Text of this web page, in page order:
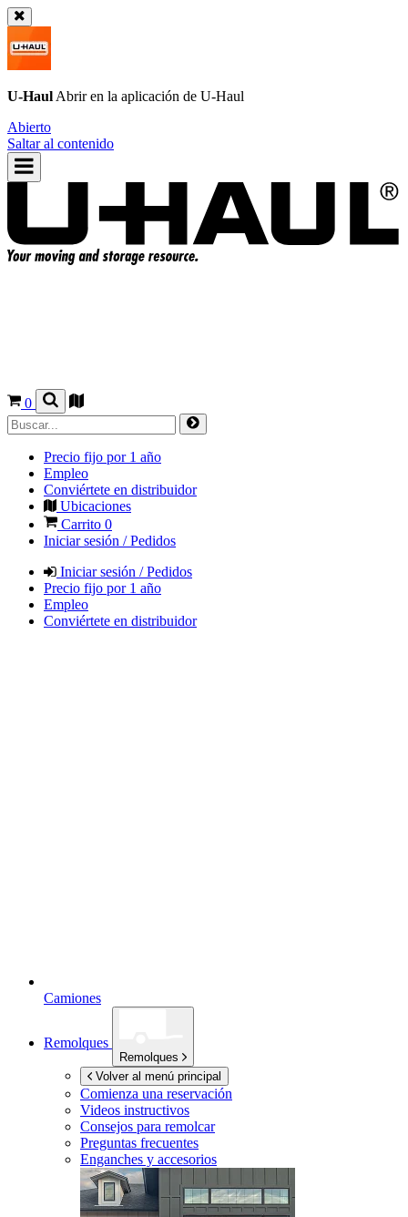
U-Haul Abrir en la aplicación de U-Haul
Abierto
Saltar al contenido
0
Precio fijo por 1 año
Empleo
Conviértete en distribuidor
Ubicaciones
Carrito 0
Iniciar sesión / Pedidos
Iniciar sesión / Pedidos
Precio fijo por 1 año
Empleo
Conviértete en distribuidor
Camiones
Remolques
Remolques
Volver al menú principal
Comienza una reservación
Videos instructivos
Consejos para remolcar
Preguntas frecuentes
Enganches y accesorios